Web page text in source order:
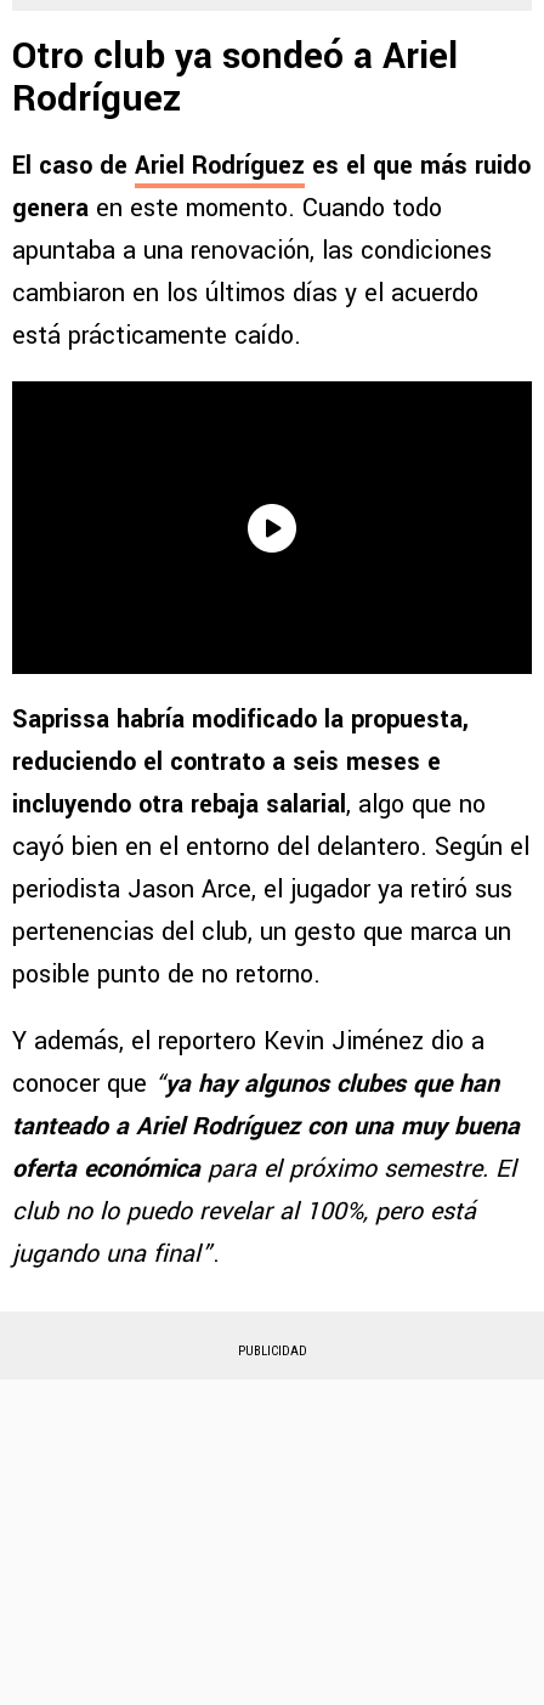
Otro club ya sondeó a Ariel
Rodríguez
El caso de Ariel Rodríguez es el que más ruido
genera en este momento. Cuando todo
apuntaba a una renovación, las condiciones
cambiaron en los últimos días y el acuerdo
está prácticamente caído.
Saprissa habría modificado la propuesta,
reduciendo el contrato a seis meses e
incluyendo otra rebaja salarial, algo que no
cayó bien en el entorno del delantero. Según el
periodista Jason Arce, el jugador ya retiró sus
pertenencias del club, un gesto que marca un
posible punto de no retorno.
Y además, el reportero Kevin Jiménez dio a
conocer que “ya hay algunos clubes que han
tanteado a Ariel Rodríguez con una muy buena
oferta económicapara el próximo semestre. El
club no lo puedo revelar al 100%, pero está
jugando una final”.
PUBLICIDAD